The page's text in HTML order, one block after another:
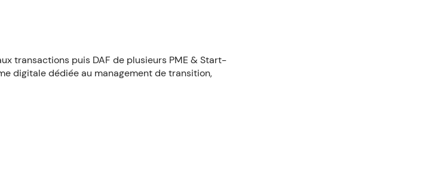
transactions puis DAF de plusieurs PME & Start-
digitale dédiée au management de transition,